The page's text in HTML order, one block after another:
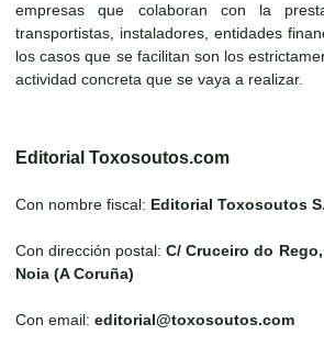
empresas que colaboran con la
transportistas, instaladores, entidades
los casos que se facilitan son los
actividad concreta que se vaya a realizar.
Editorial Toxosoutos.com
Con nombre fiscal: Editorial Toxosoutos
Con dirección postal:C/ Cruceiro do Rego,
Noia (A Coruña)
Con email: editorial@toxosoutos.com